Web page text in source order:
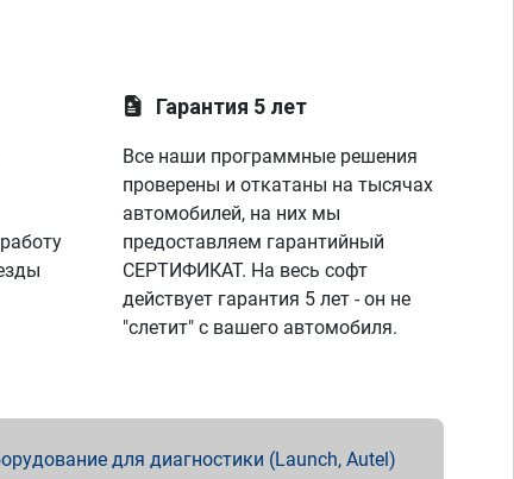
Гарантия 5 лет
Все наши программные решения
проверены и откатаны на тысячах
автомобилей, на них мы
предоставляем гарантийный
СЕРТИФИКАТ. На весь софт
действует гарантия 5 лет - он не
"слетит" с вашего автомобиля.
для диагностики (Launch, Autel)